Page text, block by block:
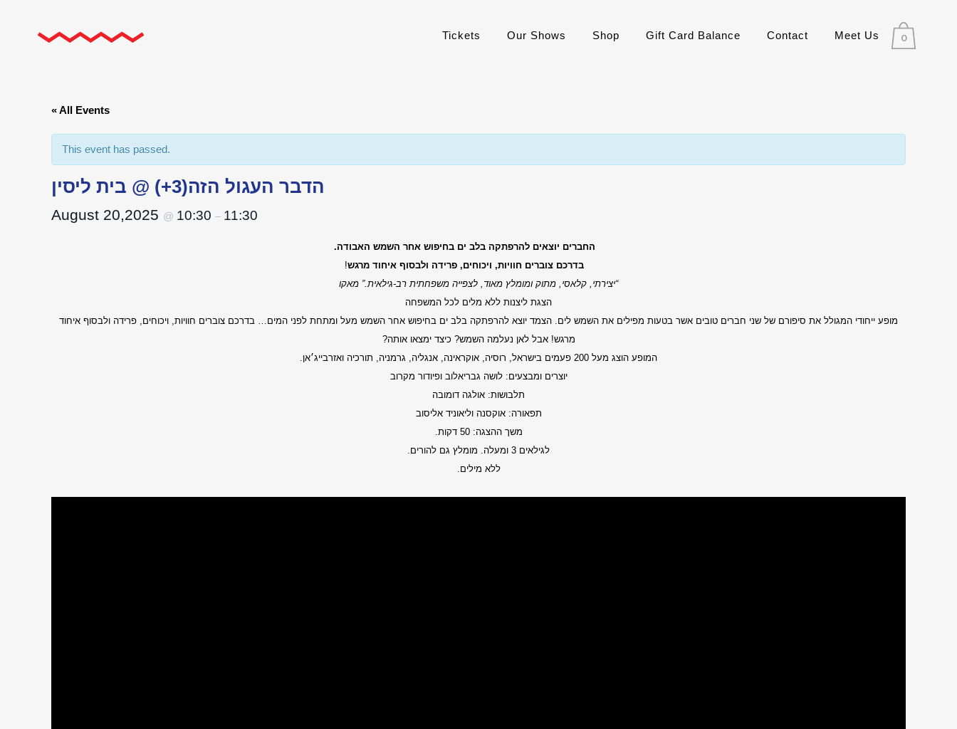
0
Tickets Our Shows Shop Gift Card Balance Contact Meet Us
« All Events
This event has passed.
הדבר העגול הזה(3+) @ בית ליסין
August 20,2025 @ 10:30 – 11:30
החברים יוצאים להרפתקה בלב ים בחיפוש אחר השמש האבודה.
בדרכם צוברים חוויות, ויכוחים, פרידה ולבסוף איחוד מרגש!
“יצירתי, קלאסי, מתוק ומומלץ מאוד, לצפייה משפחתית רב-גילאית.” מאקו
הצגת ליצנות ללא מלים לכל המשפחה
מופע ייחודי המגולל את סיפורם של שני חברים טובים אשר בטעות מפילים את השמש לים. הצמד יוצא להרפתקה בלב ים בחיפוש אחר השמש מעל ומתחת לפני המים… בדרכם צוברים חוויות, ויכוחים, פרידה ולבסוף איחוד
מרגש! אבל לאן נעלמה השמש? כיצד ימצאו אותה?
המופע הוצג מעל 200 פעמים בישראל, רוסיה, אוקראינה, אנגליה, גרמניה, תורכיה ואזרבייג׳אן.
יוצרים ומבצעים: לושה גבריאלוב ופיודור מקרוב
תלבושות: אולגה דומובה
תפאורה: אוקסנה וליאוניד אליסוב
משך ההצגה: 50 דקות.
לגילאים 3 ומעלה. מומלץ גם להורים.
ללא מילים.